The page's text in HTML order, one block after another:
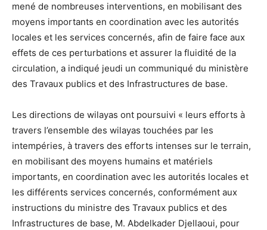
mené de nombreuses interventions, en mobilisant des
moyens importants en coordination avec les autorités
locales et les services concernés, afin de faire face aux
effets de ces perturbations et assurer la fluidité de la
circulation, a indiqué jeudi un communiqué du ministère
des Travaux publics et des Infrastructures de base.
Les directions de wilayas ont poursuivi « leurs efforts à
travers l’ensemble des wilayas touchées par les
intempéries, à travers des efforts intenses sur le terrain,
en mobilisant des moyens humains et matériels
importants, en coordination avec les autorités locales et
les différents services concernés, conformément aux
instructions du ministre des Travaux publics et des
Infrastructures de base, M. Abdelkader Djellaoui, pour